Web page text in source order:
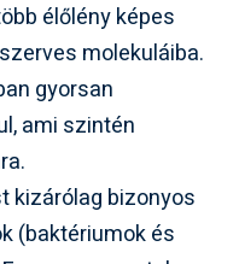
élőlény képes
molekuláiba.
gyorsan
ami szintén
kizárólag bizonyos
(baktériumok és